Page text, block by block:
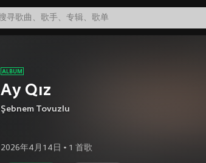
Ay Qız
Şebnem Tovuzlu
2026年4月14日 • 1 首歌